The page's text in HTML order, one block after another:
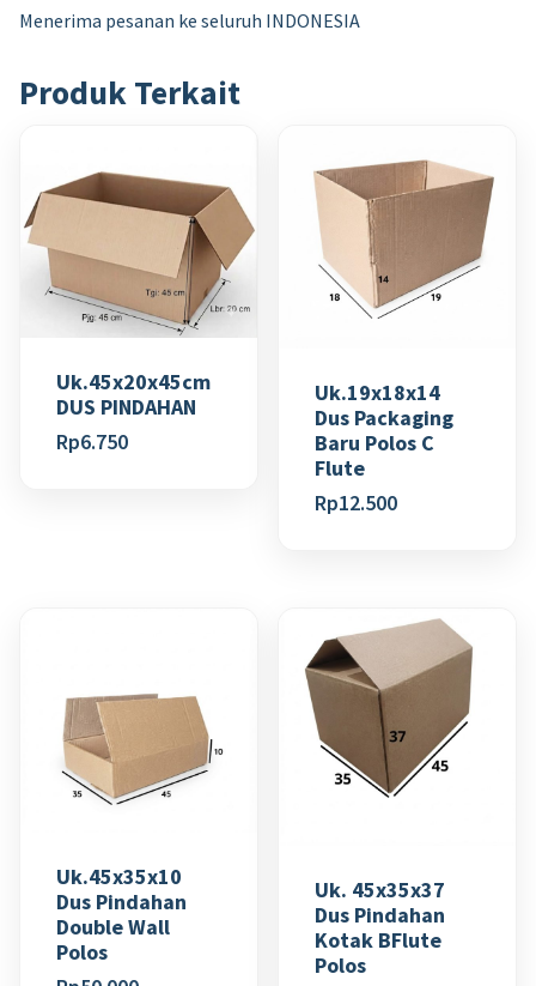
Menerima pesanan ke seluruh INDONESIA
Produk Terkait
Uk.45x20x45cm
DUS PINDAHAN
Rp6.750
Uk.19x18x14
Dus Packaging
Baru Polos C
Flute
Rp12.500
Uk.45x35x10
Dus Pindahan
Double Wall
Polos
Uk. 45x35x37
Dus Pindahan
Kotak BFlute
Polos